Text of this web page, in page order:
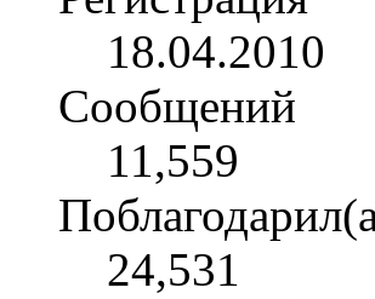
18.04.2010
Сообщений
11,559
24,531